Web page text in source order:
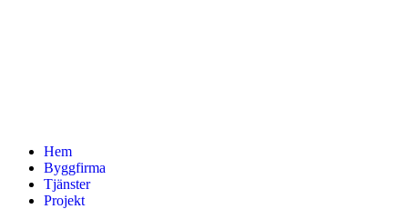
Hem
Byggfirma
Tjänster
Projekt